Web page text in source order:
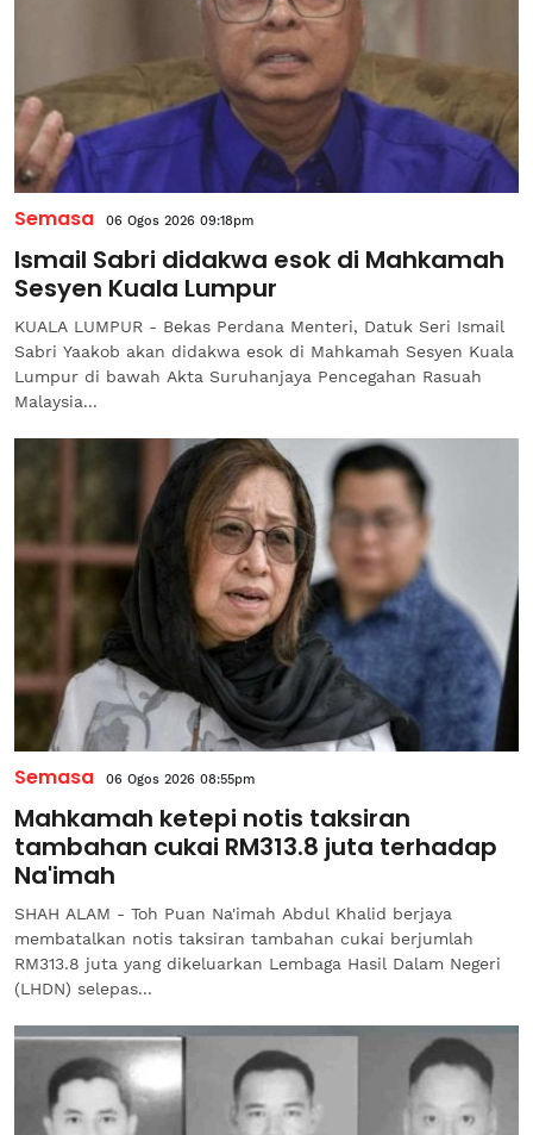
Semasa 06 Ogos 2026 09:18pm
Ismail Sabri didakwa esok di Mahkamah
Sesyen Kuala Lumpur
KUALA LUMPUR - Bekas Perdana Menteri, Datuk Seri Ismail
Sabri Yaakob akan didakwa esok di Mahkamah Sesyen Kuala
Lumpur di bawah Akta Suruhanjaya Pencegahan Rasuah
Malaysia...
Semasa 06 Ogos 2026 08:55pm
Mahkamah ketepi notis taksiran
tambahan cukai RM313.8 juta terhadap
Na'imah
SHAH ALAM - Toh Puan Na'imah Abdul Khalid berjaya
membatalkan notis taksiran tambahan cukai berjumlah
RM313.8 juta yang dikeluarkan Lembaga Hasil Dalam Negeri
(LHDN) selepas...